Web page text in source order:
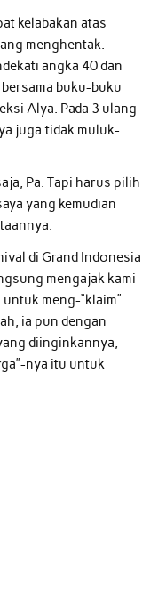
kelabakan atas
menghentak.
angka 40 dan
buku-buku
Alya. Pada 3 ulang
juga tidak muluk-
Pa. Tapi harus pilih
yang kemudian
di Grand Indonesia
mengajak kami
meng-“klaim”
ia pun dengan
diinginkannya,
nya itu untuk